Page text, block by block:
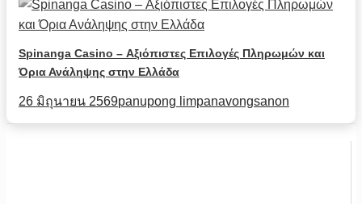
Spinanga Casino – Αξιόπιστες Επιλογές Πληρωμών και
Όρια Ανάληψης στην Ελλάδα
26 มิถุนายน 2569panupong limpanavongsanon